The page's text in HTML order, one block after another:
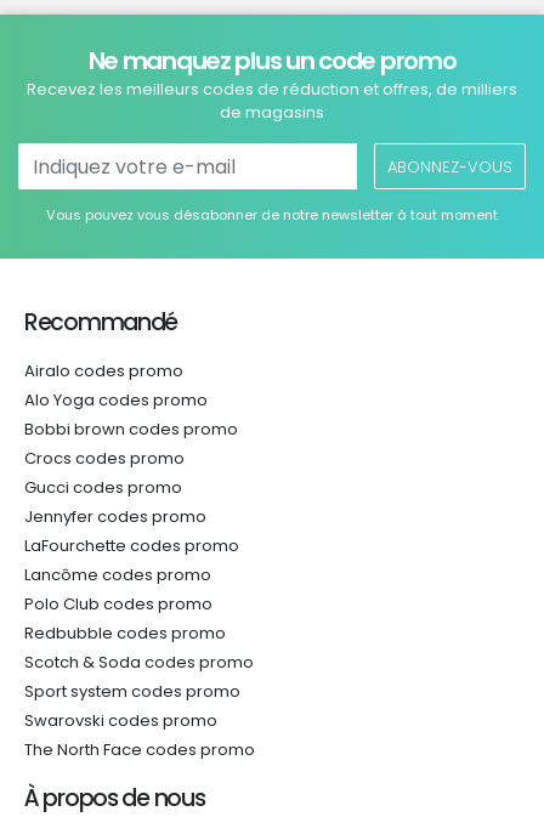
Ne manquez plus un code promo
Recevez les meilleurs codes de réduction et offres, de milliers
de magasins
ABONNEZ-VOUS
Vous pouvez vous désabonner de notre newsletter à tout moment
Recommandé
Airalo codes promo
Alo Yoga codes promo
Bobbi brown codes promo
Crocs codes promo
Gucci codes promo
Jennyfer codes promo
LaFourchette codes promo
Lancôme codes promo
Polo Club codes promo
Redbubble codes promo
Scotch & Soda codes promo
Sport system codes promo
Swarovski codes promo
The North Face codes promo
À propos de nous